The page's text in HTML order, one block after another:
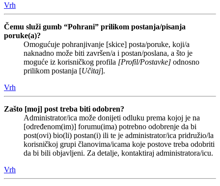
Vrh
Čemu služi gumb “Pohrani” prilikom postanja/pisanja
poruke(a)?
Omogućuje pohranjivanje [skice] posta/poruke, koji/a
naknadno može biti završen/a i postan/poslana, a što je
moguće iz korisničkog profila [Profil/Postavke] odnosno
prilikom postanja [Učitaj].
Vrh
Zašto [moj] post treba biti odobren?
Administrator/ica može donijeti odluku prema kojoj je na
[određenom(im)] forumu(ima) potrebno odobrenje da bi
post(ovi) bio(li) postan(i) ili te je administrator/ica pridružio/la
korisničkoj grupi članovima/icama koje postove treba odobriti
da bi bili objavljeni. Za detalje, kontaktiraj administratora/icu.
Vrh